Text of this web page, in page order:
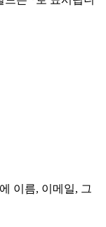
이름, 이메일, 그